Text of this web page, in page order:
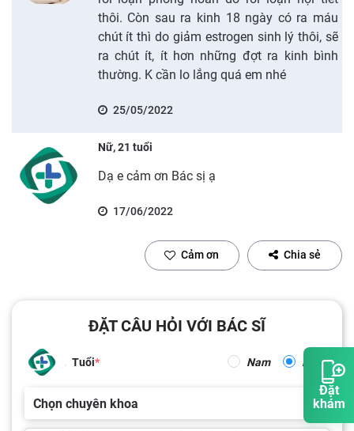
Đặt
khám
thôi. Còn sau ra kinh 18 ngày có ra máu
chút ít thì do giảm estrogen sinh lý thôi, sẽ
ra chút ít, ít hơn những đợt ra kinh bình
thường. K cần lo lắng quá em nhé
25/05/2022
Nữ, 21 tuổi
Dạ e cảm ơn Bác sị ạ
17/06/2022
Cảm ơn Chia sẻ
ĐẶT CÂU HỎI VỚI BÁC SĨ
Tuổi Nam Nữ
Chọn chuyên khoa